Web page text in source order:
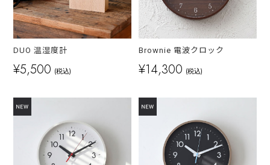
DUO 温湿度計
¥5,500 (税込)
Brownie 電波クロック
¥14,300 (税込)